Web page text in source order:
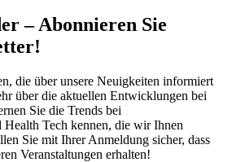
– Abonnieren Sie
die über unsere Neuigkeiten informiert
über die aktuellen Entwicklungen bei
Sie die Trends bei
Health Tech kennen, die wir Ihnen
Sie mit Ihrer Anmeldung sicher, dass
Veranstaltungen erhalten!